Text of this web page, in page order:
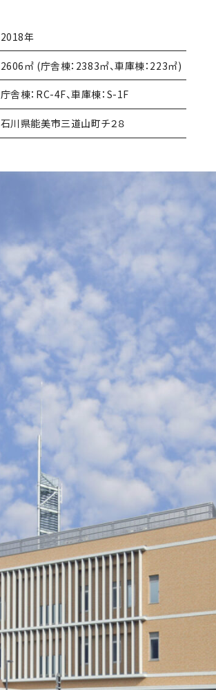
2018年
2606㎡ (庁舎棟：2383㎡、車庫棟：223㎡)
庁舎棟：RC-4F、車庫棟：S-1F
石川県能美市三道山町チ２８